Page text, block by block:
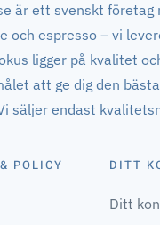
är ett svenskt företag
och espresso – vi
ligger på kvalitet
att ge dig den
säljer endast
POLICY DITT
Ditt